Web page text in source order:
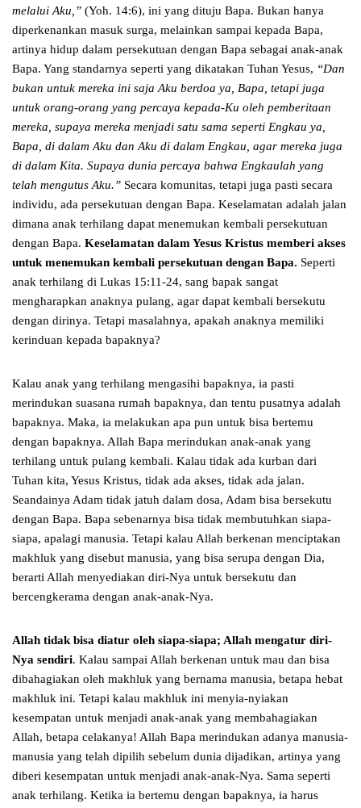
melalui Aku,” (Yoh. 14:6), ini yang dituju Bapa. Bukan hanya
diperkenankan masuk surga, melainkan sampai kepada Bapa,
artinya hidup dalam persekutuan dengan Bapa sebagai anak-anak
Bapa. Yang standarnya seperti yang dikatakan Tuhan Yesus, “Dan
bukan untuk mereka ini saja Aku berdoa ya, Bapa, tetapi juga
untuk orang-orang yang percaya kepada-Ku oleh pemberitaan
mereka, supaya mereka menjadi satu sama seperti Engkau ya,
Bapa, di dalam Aku dan Aku di dalam Engkau, agar mereka juga
di dalam Kita. Supaya dunia percaya bahwa Engkaulah yang
telah mengutus Aku.” Secara komunitas, tetapi juga pasti secara
individu, ada persekutuan dengan Bapa. Keselamatan adalah jalan
dimana anak terhilang dapat menemukan kembali persekutuan
dengan Bapa. Keselamatan dalam Yesus Kristus memberi akses
untuk menemukan kembali persekutuan dengan Bapa. Seperti
anak terhilang di Lukas 15:11-24, sang bapak sangat
mengharapkan anaknya pulang, agar dapat kembali bersekutu
dengan dirinya. Tetapi masalahnya, apakah anaknya memiliki
kerinduan kepada bapaknya?
Kalau anak yang terhilang mengasihi bapaknya, ia pasti
merindukan suasana rumah bapaknya, dan tentu pusatnya adalah
bapaknya. Maka, ia melakukan apa pun untuk bisa bertemu
dengan bapaknya. Allah Bapa merindukan anak-anak yang
terhilang untuk pulang kembali. Kalau tidak ada kurban dari
Tuhan kita, Yesus Kristus, tidak ada akses, tidak ada jalan.
Seandainya Adam tidak jatuh dalam dosa, Adam bisa bersekutu
dengan Bapa. Bapa sebenarnya bisa tidak membutuhkan siapa-
siapa, apalagi manusia. Tetapi kalau Allah berkenan menciptakan
makhluk yang disebut manusia, yang bisa serupa dengan Dia,
berarti Allah menyediakan diri-Nya untuk bersekutu dan
bercengkerama dengan anak-anak-Nya.
Allah tidak bisa diatur oleh siapa-siapa; Allah mengatur diri-
Nya sendiri. Kalau sampai Allah berkenan untuk mau dan bisa
dibahagiakan oleh makhluk yang bernama manusia, betapa hebat
makhluk ini. Tetapi kalau makhluk ini menyia-nyiakan
kesempatan untuk menjadi anak-anak yang membahagiakan
Allah, betapa celakanya! Allah Bapa merindukan adanya manusia-
manusia yang telah dipilih sebelum dunia dijadikan, artinya yang
diberi kesempatan untuk menjadi anak-anak-Nya. Sama seperti
anak terhilang. Ketika ia bertemu dengan bapaknya, ia harus